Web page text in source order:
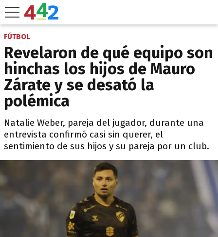
FÚTBOL
Revelaron de qué equipo son
hinchas los hijos de Mauro
Zárate y se desató la
polémica
Natalie Weber, pareja del jugador, durante una
entrevista confirmó casi sin querer, el
sentimiento de sus hijos y su pareja por un club.